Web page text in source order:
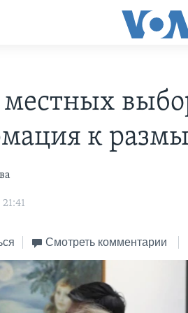
к
Смотреть комментарии